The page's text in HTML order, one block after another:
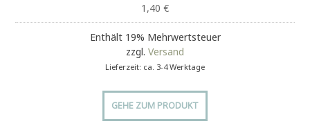
1,40 €
Enthält 19% Mehrwertsteuer
zzgl. Versand
Lieferzeit: ca. 3-4 Werktage
GEHE ZUM PRODUKT